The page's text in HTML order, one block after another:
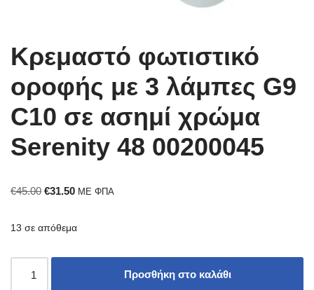
Κρεμαστό φωτιστικό
οροφής με 3 λάμπες G9
C10 σε ασημί χρώμα
Serenity 48 00200045
€45.00 €31.50 ΜΕ ΦΠΑ
13 σε απόθεμα
Προσθήκη στο καλάθι